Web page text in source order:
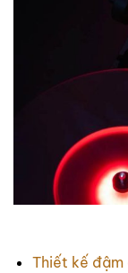
Thiết kế